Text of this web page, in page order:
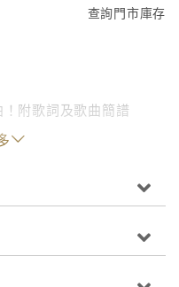
查詢門市庫存
附歌詞及歌曲簡譜